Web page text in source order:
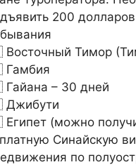
200
Тимор
– 30 дней
(можно
Синайскую
по